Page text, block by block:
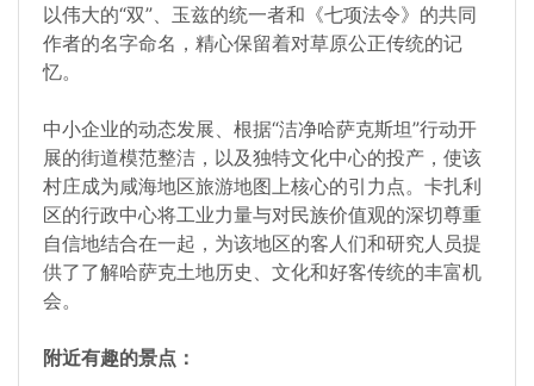
以伟大的“双”、玉兹的统一者和《七项法令》的共同
作者的名字命名，精心保留着对草原公正传统的记
忆。
中小企业的动态发展、根据“洁净哈萨克斯坦”行动开
展的街道模范整洁，以及独特文化中心的投产，使该
村庄成为咸海地区旅游地图上核心的引力点。卡扎利
区的行政中心将工业力量与对民族价值观的深切尊重
自信地结合在一起，为该地区的客人们和研究人员提
供了了解哈萨克土地历史、文化和好客传统的丰富机
会。
附近有趣的景点：